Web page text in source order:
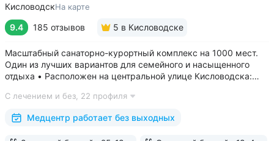
КисловодскНа карте
9.4 185 отзывов 5 в Кисловодске
Масштабный санаторно-курортный комплекс на 1000 мест.
Один из лучших вариантов для семейного и насыщенного
отдыха • Расположен на центральной улице Кисловодска:
за 15 минут • Бесплатный трансфер до Курортного парка
и основных достопримечательностей...
С лечением и без, 22 профиля
Медцентр работает без выходных